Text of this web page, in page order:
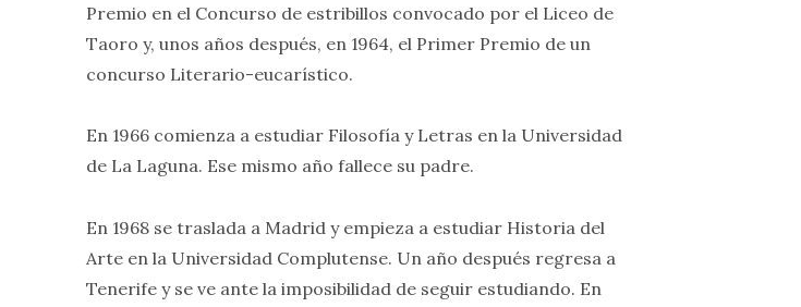
Premio en el Concurso de estribillos convocado por el Liceo de
Taoro y, unos años después, en 1964, el Primer Premio de un
concurso Literario-eucarístico.
En 1966 comienza a estudiar Filosofía y Letras en la Universidad
de La Laguna. Ese mismo año fallece su padre.
En 1968 se traslada a Madrid y empieza a estudiar Historia del
Arte en la Universidad Complutense. Un año después regresa a
Tenerife y se ve ante la imposibilidad de seguir estudiando. En